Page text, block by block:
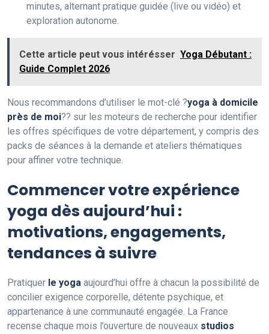
minutes, alternant pratique guidée (live ou vidéo) et
exploration autonome.
Cette article peut vous intérésser Yoga Débutant :
Guide Complet 2026
Nous recommandons d’utiliser le mot-clé ?yoga à domicile
près de moi?? sur les moteurs de recherche pour identifier
les offres spécifiques de votre département, y compris des
packs de séances à la demande et ateliers thématiques
pour affiner votre technique.
Commencer votre expérience
yoga dès aujourd’hui :
motivations, engagements,
tendances à suivre
Pratiquer le yoga aujourd’hui offre à chacun la possibilité de
concilier exigence corporelle, détente psychique, et
appartenance à une communauté engagée. La France
recense chaque mois l’ouverture de nouveaux studios